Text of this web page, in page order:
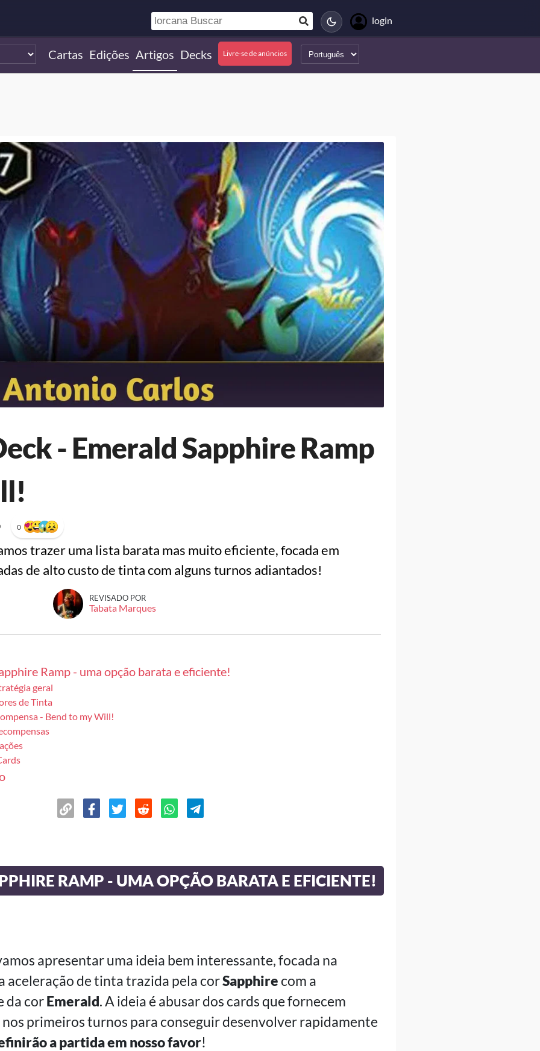
login
Cartas Edições Artigos Decks Livre-se de anúncios
- Emerald Sapphire Ramp
0
trazer uma lista barata mas muito eficiente, focada em
de alto custo de tinta com alguns turnos adiantados!
REVISADO POR
Tabata Marques
Ramp - uma opção barata e eficiente!
geral
de Tinta
- Bend to my Will!
RAMP - UMA OPÇÃO BARATA E EFICIENTE!
apresentar uma ideia bem interessante, focada na
aceleração de tinta trazida pela corSapphirecom a
da corEmerald. A ideia é abusar dos cards que fornecem
primeiros turnos para conseguir desenvolver rapidamente
a partida em nosso favor!